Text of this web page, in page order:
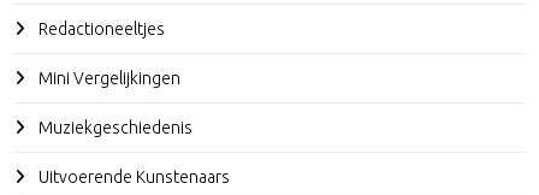
Redactioneeltjes
Mini Vergelijkingen
Muziekgeschiedenis
Uitvoerende Kunstenaars